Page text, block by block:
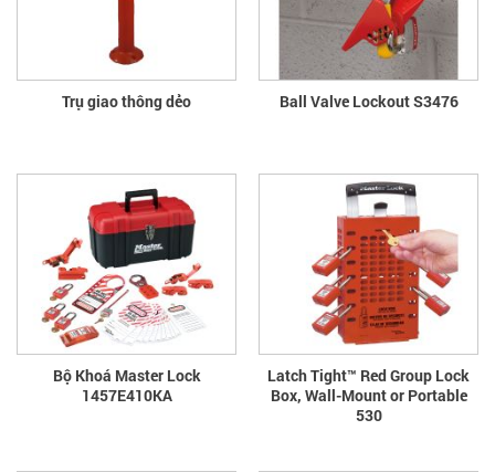
Trụ giao thông dẻo Ball Valve Lockout S3476
Bộ Khoá Master Lock
1457E410KA
Latch Tight™ Red Group Lock
Box, Wall-Mount or Portable
530